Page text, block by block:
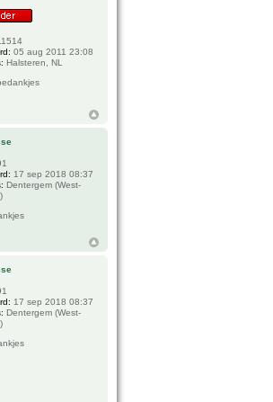
05 aug 2011 23:08
Halsteren, NL
17 sep 2018 08:37
Dentergem (West-
17 sep 2018 08:37
Dentergem (West-